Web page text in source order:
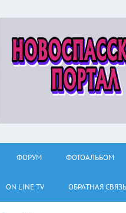
ФОРУМ ФОТОАЛЬБОМ
ON LINE TV ОБРАТНАЯ СВЯЗЬ